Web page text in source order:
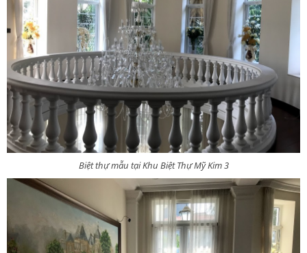
Biệt thự mẫu tại Khu Biệt Thự Mỹ Kim 3